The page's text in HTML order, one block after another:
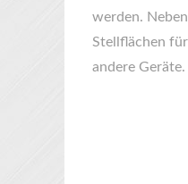
werden.
Stellflächen
andere Geräte.